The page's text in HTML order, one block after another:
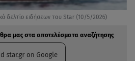
δελτίο ειδήσεων του Star (10/5/2026)
μας στα αποτελέσματα αναζήτησης
star.gr on Google